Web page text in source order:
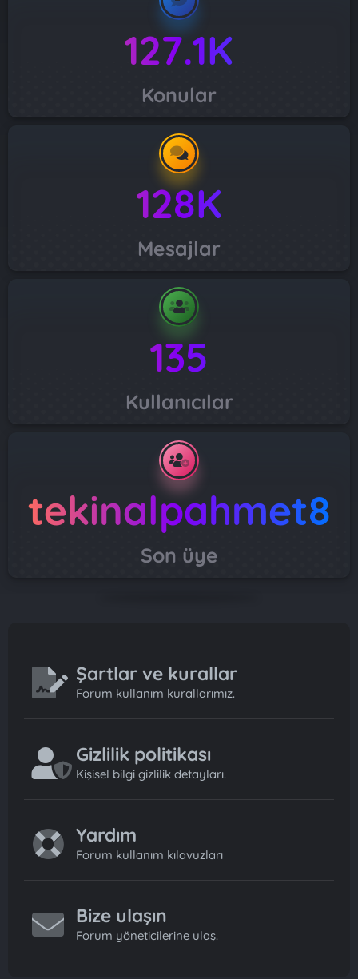
127.1K
Konular
128K
Mesajlar
135
Kullanıcılar
tekinalpahmet8
Son üye
Şartlar ve kurallar
Forum kullanım kurallarımız.
Gizlilik politikası
Kişisel bilgi gizlilik detayları.
Yardım
Forum kullanım kılavuzları
Bize ulaşın
Forum yöneticilerine ulaş.